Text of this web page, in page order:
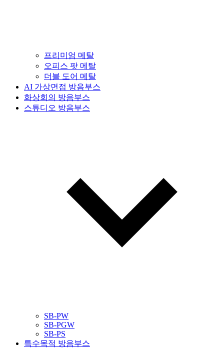
프리미엄 메탈
오피스 팟 메탈
더블 도어 메탈
AI 가상면접 방음부스
화상회의 방음부스
스튜디오 방음부스
SB-PW
SB-PGW
SB-PS
특수목적 방음부스